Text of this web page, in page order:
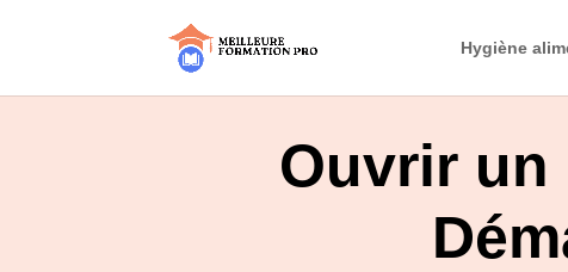
Hygiène
Ouvrir un